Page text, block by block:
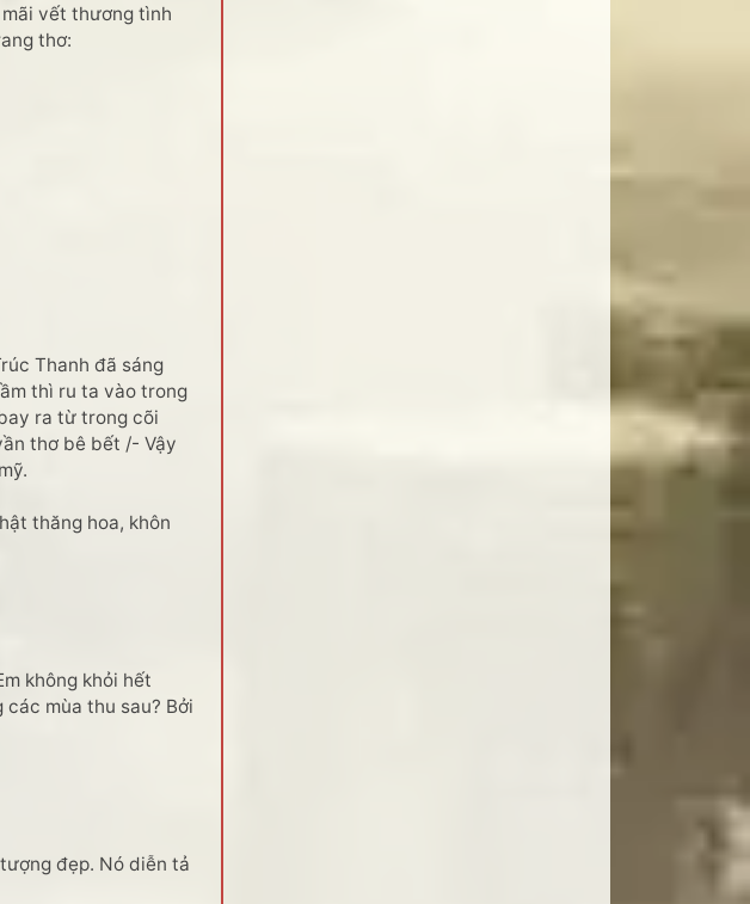
vết thương tình
thơ:
Thanh đã sáng
thì ru ta vào trong
ra từ trong cõi
thơ bê bết /- Vậy
thăng hoa, khôn
không khỏi hết
mùa thu sau? Bởi
đẹp. Nó diễn tả